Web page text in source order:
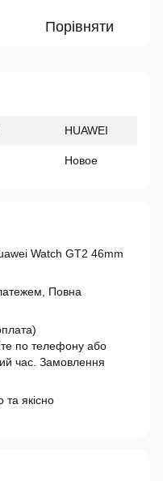
Порівняти
HUAWEI
Новое
Watch GT2 46mm
Повна
по телефону або
час. Замовлення
та якісно